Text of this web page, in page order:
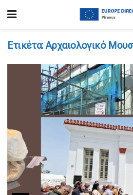
Ετικέτα:Αρχαιολογικό